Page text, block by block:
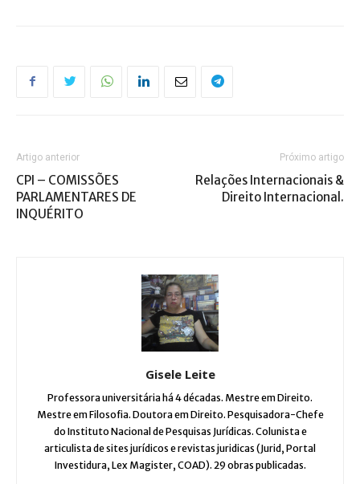
Artigo anterior
CPI – COMISSÕES
PARLAMENTARES DE
INQUÉRITO
Próximo artigo
Relações Internacionais &
Direito Internacional.
Gisele Leite
Professora universitária há 4 décadas. Mestre em Direito.
Mestre em Filosofia. Doutora em Direito. Pesquisadora-Chefe
do Instituto Nacional de Pesquisas Jurídicas. Colunista e
articulista de sites jurídicos e revistas juridicas (Jurid, Portal
Investidura, Lex Magister, COAD). 29 obras publicadas.